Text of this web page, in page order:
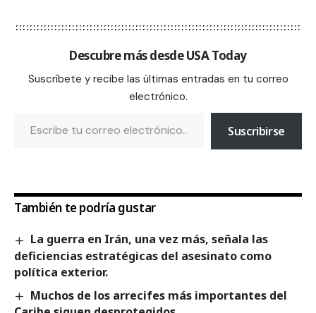
Descubre más desde USA Today
Suscríbete y recibe las últimas entradas en tu correo
electrónico.
Suscribirse
También te podría gustar
La guerra en Irán, una vez más, señala las
deficiencias estratégicas del asesinato como
política exterior.
Muchos de los arrecifes más importantes del